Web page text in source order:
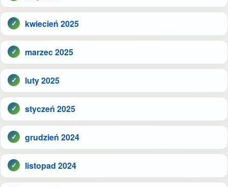
kwiecień 2025
marzec 2025
luty 2025
styczeń 2025
grudzień 2024
listopad 2024